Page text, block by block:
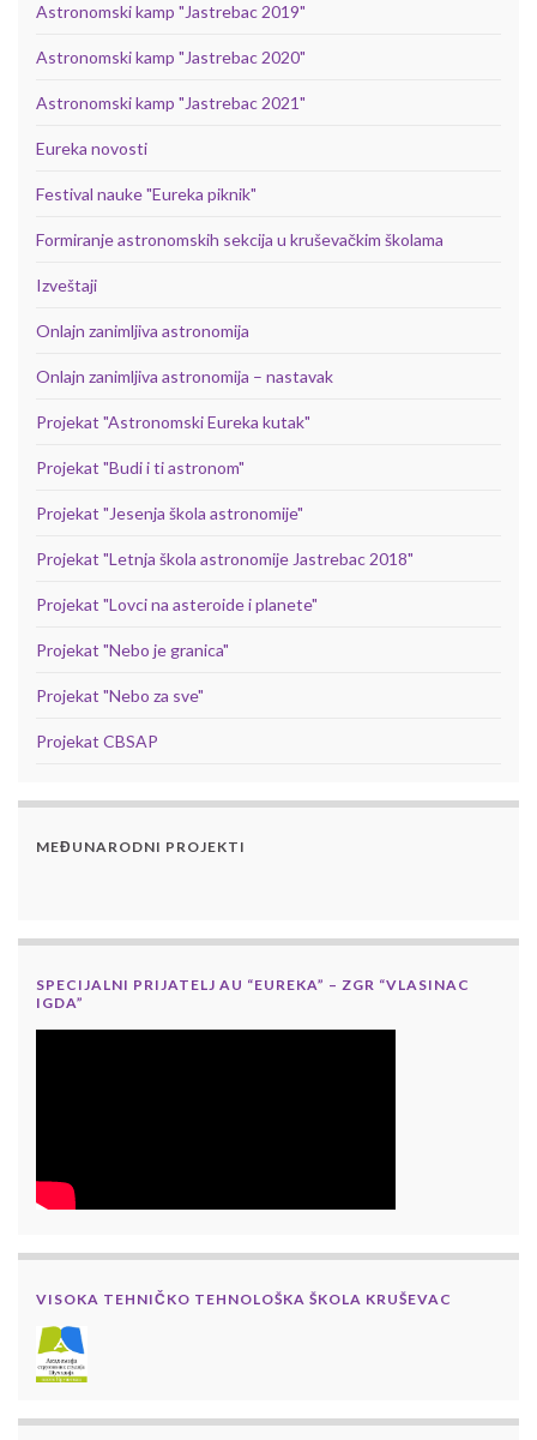
Astronomski kamp "Jastrebac 2019"
Astronomski kamp "Jastrebac 2020"
Astronomski kamp "Jastrebac 2021"
Eureka novosti
Festival nauke "Eureka piknik"
Formiranje astronomskih sekcija u kruševačkim školama
Izveštaji
Onlajn zanimljiva astronomija
Onlajn zanimljiva astronomija – nastavak
Projekat "Astronomski Eureka kutak"
Projekat "Budi i ti astronom"
Projekat "Jesenja škola astronomije"
Projekat "Letnja škola astronomije Jastrebac 2018"
Projekat "Lovci na asteroide i planete"
Projekat "Nebo je granica"
Projekat "Nebo za sve"
Projekat CBSAP
MEĐUNARODNI PROJEKTI
SPECIJALNI PRIJATELJ AU “EUREKA” – ZGR “VLASINAC
IGDA”
VISOKA TEHNIČKO TEHNOLOŠKA ŠKOLA KRUŠEVAC